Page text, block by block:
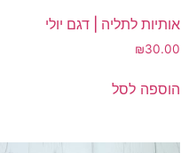
אותיות לתליה | דגם יולי
₪30.00
הוספה לסל